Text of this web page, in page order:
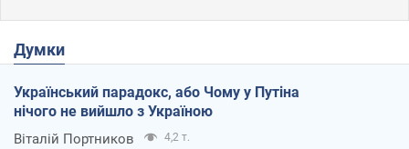
Думки
Український парадокс, або Чому у Путіна
нічого не вийшло з Україною
Віталій Портников 4,2 т.